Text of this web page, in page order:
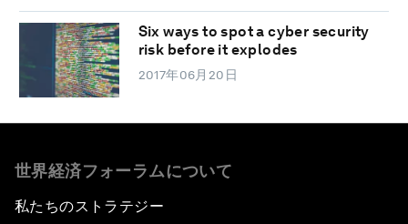
Six ways to spot a cyber security
risk before it explodes
2017年06月20日
世界経済フォーラムについて
私たちのストラテジー